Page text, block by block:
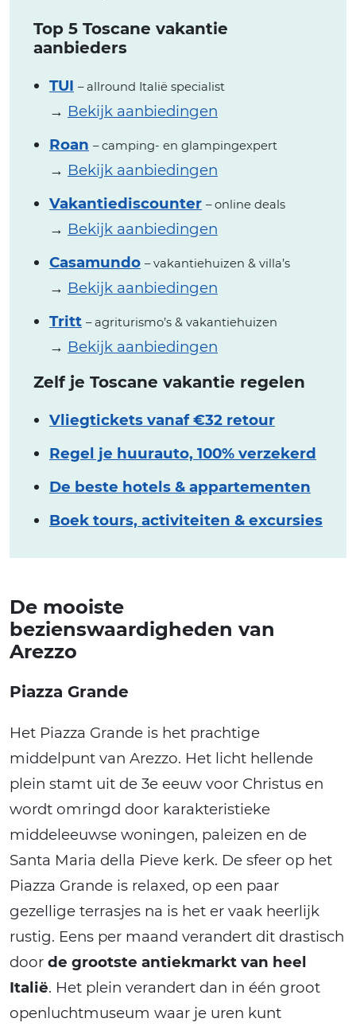
Top 5 Toscane vakantie
aanbieders
TUI – allround Italië specialist
→ Bekijk aanbiedingen
Roan – camping- en glampingexpert
→ Bekijk aanbiedingen
Vakantiediscounter – online deals
→ Bekijk aanbiedingen
Casamundo – vakantiehuizen & villa’s
→ Bekijk aanbiedingen
Tritt – agriturismo’s & vakantiehuizen
→ Bekijk aanbiedingen
Zelf je Toscane vakantie regelen
Vliegtickets vanaf €32 retour
Regel je huurauto, 100% verzekerd
De beste hotels & appartementen
Boek tours, activiteiten & excursies
De mooiste
bezienswaardigheden van
Arezzo
Piazza Grande
Het Piazza Grande is het prachtige
middelpunt van Arezzo. Het licht hellende
plein stamt uit de 3e eeuw voor Christus en
wordt omringd door karakteristieke
middeleeuwse woningen, paleizen en de
Santa Maria della Pieve kerk. De sfeer op het
Piazza Grande is relaxed, op een paar
gezellige terrasjes na is het er vaak heerlijk
rustig. Eens per maand verandert dit drastisch
door de grootste antiekmarkt van heel
Italië. Het plein verandert dan in één groot
openluchtmuseum waar je uren kunt